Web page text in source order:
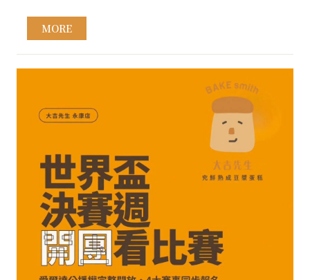
MORE